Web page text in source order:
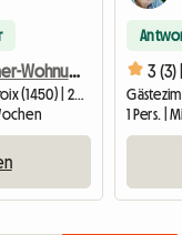
Möblierte 2-Zimmer-Wohnung mit separatem Schlafzimmer
Gesamte Unterkunft | Sainte-Croix (1450) | 20 M2
3 (3) |
1 Pers. |